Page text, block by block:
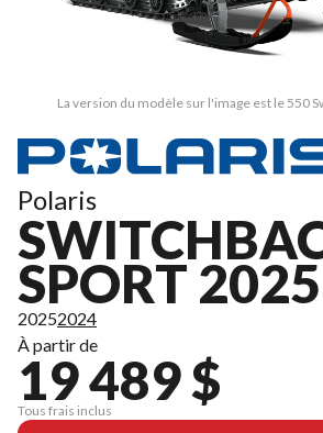
La version du modèle sur l'image est le 550
Polaris
SPORT 2025
20252024
À partir de
19 489 $
Tous frais inclus